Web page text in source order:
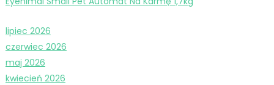
lipiec 2026
czerwiec 2026
maj 2026
kwiecień 2026